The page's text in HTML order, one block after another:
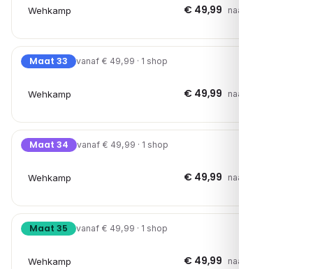
Wehkamp € 49,99 naar shop →
Maat 33 vanaf € 49,99 · 1 shop
Wehkamp € 49,99 naar shop →
Maat 34 vanaf € 49,99 · 1 shop
Wehkamp € 49,99 naar shop →
Maat 35 vanaf € 49,99 · 1 shop
Wehkamp € 49,99 naar shop →